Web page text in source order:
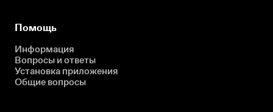
Помощь
Информация
Вопросы и ответы
Установка приложения
Общие вопросы